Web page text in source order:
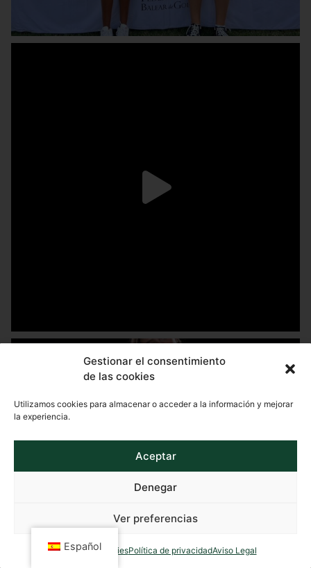
Gestionar el consentimiento
de las cookies
Utilizamos cookies para almacenar o acceder a la información y mejorar
la experiencia.
Aceptar
Denegar
Ver preferencias
Política de cookiesPolítica de privacidadAviso Legal
Español